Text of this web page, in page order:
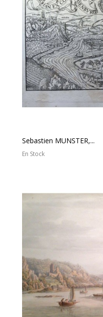
Sebastien MUNSTER,...
En Stock